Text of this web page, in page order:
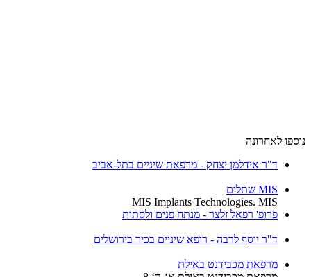
לאחרונה
ד"ר אידלמן יצחק - מרפאת שיניים בתל-אביב
MIS שתלים
MIS Implants Technologies. MIS
פרופ' רפאל זלצר - מנתח פנים ולסתות
ד"ר יוסף לרבה - רופא שיניים בכיר בירושלים
מרפאת מכבידנט באילת